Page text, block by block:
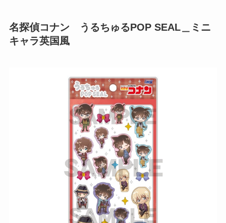
名探偵コナン うるちゅるPOP SEAL＿ミニ
キャラ英国風